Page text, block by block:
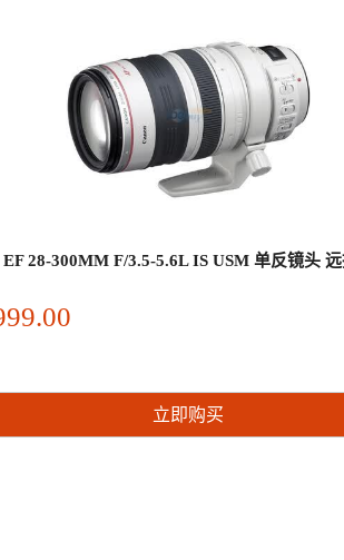
28-300MM F/3.5-5.6L IS USM 单反镜头
立即购买